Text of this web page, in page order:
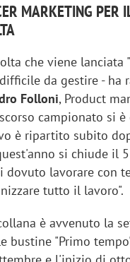
MARKETING PER
che viene lanciata
da gestire - ha
Folloni, Product
campionato si
è ripartito subito
si chiude il
dovuto lavorare con
tutto il lavoro".
è avvenuto la
bustine "Primo